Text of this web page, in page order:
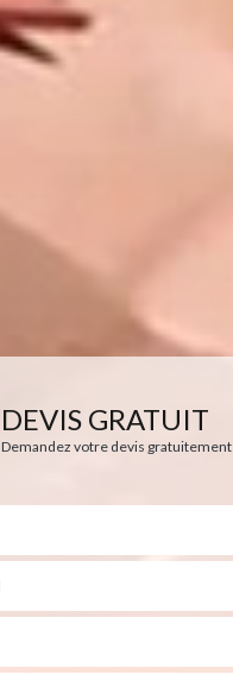
DEVIS GRATUIT
Demandez votre devis gratuitement